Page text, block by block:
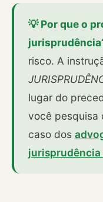
💡 Por que o
risco. A
lugar do
você pesquisa
caso dos
jurisprudência